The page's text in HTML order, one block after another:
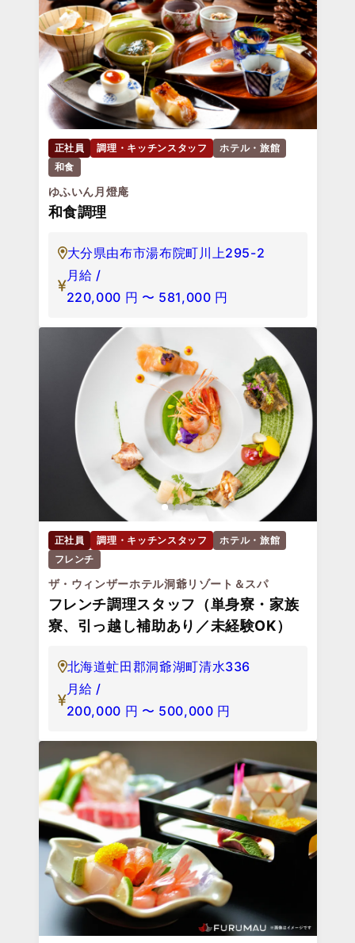
正社員 調理・キッチンスタッフ
ホテル・旅館
和食
ゆふいん月燈庵
和食調理
大分県由布市湯布院町川上295-2
月給 /
220,000 円 〜 581,000 円
正社員 調理・キッチンスタッフ
ホテル・旅館
フレンチ
ザ・ウィンザーホテル洞爺リゾート＆スパ
フレンチ調理スタッフ（単身寮・家族
寮、引っ越し補助あり／未経験OK）
北海道虻田郡洞爺湖町清水336
月給 /
200,000 円 〜 500,000 円